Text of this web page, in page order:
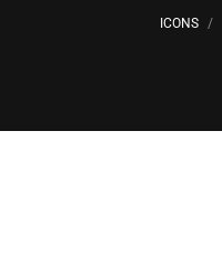
ICONS